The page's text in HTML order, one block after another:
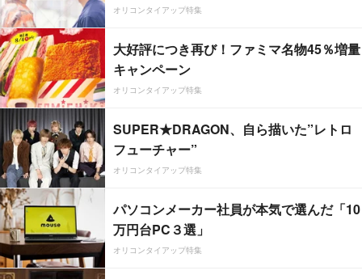
オリコンタイアップ特集
大好評につき再び！ファミマ名物45％増量
キャンペーン
オリコンタイアップ特集
SUPER★DRAGON、自ら描いた”レトロ
フューチャー”
オリコンタイアップ特集
パソコンメーカー社員が本気で選んだ「10
万円台PC３選」
オリコンタイアップ特集